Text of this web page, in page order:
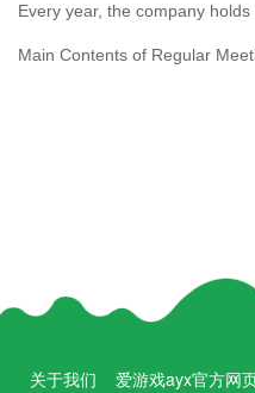
Every year, the company
Main Contents of Regular
关于我们 爱游戏ayx官方网